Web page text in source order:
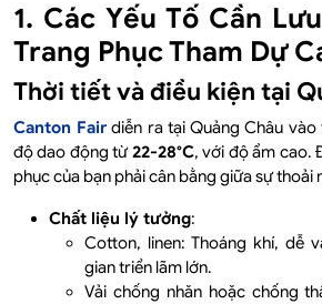
1. Các Yếu Tố Cần
Trang Phục Tham Dự
Thời tiết và điều kiện tại
Canton Fair diễn ra tại Quảng Châu
độ dao động từ22-28°C, với độ ẩm cao.
phục của bạn phải cân bằng giữa sự thoải
Chất liệu lý tưởng:
Cotton, linen: Thoáng khí, dễ
gian triển lãm lớn.
Vải chống nhăn hoặc chống